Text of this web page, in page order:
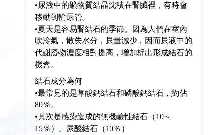
•尿液中的礦物質結晶沈積在腎臟裡，有時會
移動到輸尿管。
•夏天是容易腎結石的季節。因為人們在室內
吹冷氣，散失水分，尿量減少，因而尿液中的
代謝廢物濃度相對提高，增加析出形成結石的
機會。
結石成分為何
•最常見的是草酸鈣結石和磷酸鈣結石，約佔
80％。
•其次是感染造成的無機鹼性結石（10～
15％）、尿酸結石（10％）